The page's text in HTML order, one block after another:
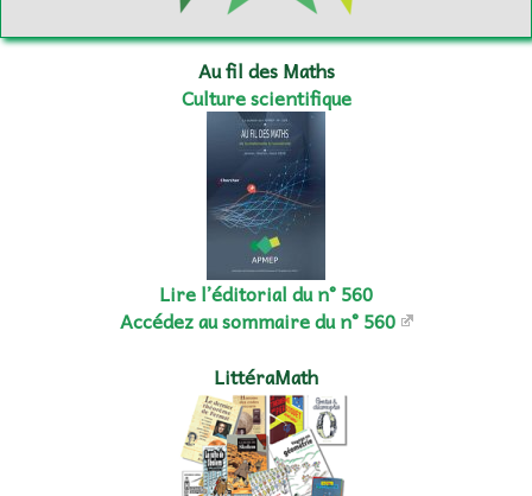
Au fil des Maths
Culture scientifique
Lire l’éditorial du n° 560
Accédez au sommaire du n° 560
LittéraMath